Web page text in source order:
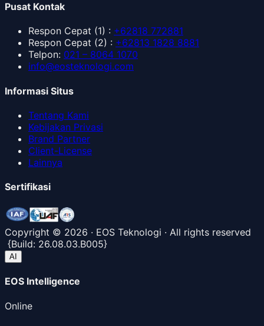
Pusat Kontak
Respon Cepat (1) : +62818 772881
Respon Cepat (2) : +62813 1828 8881
Telpon: 021 – 8064 1070
info@eosteknologi.com
Informasi Situs
Tentang Kami
Kebijakan Privasi
Brand Partner
Client-License
Lainnya
Sertifikasi
Copyright © 2026 · EOS Teknologi · All rights reserved
{Build: 26.08.03.B005}
AI
EOS Intelligence
Online